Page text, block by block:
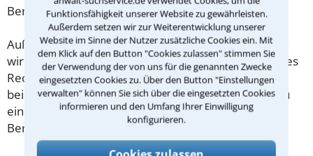
Funktionsfähigkeit unserer Website zu gewährleisten.
Außerdem setzen wir zur Weiterentwicklung unserer
Website im Sinne der Nutzer zusätzliche Cookies ein. Mit
dem Klick auf den Button "Cookies zulassen" stimmen Sie
der Verwendung der von uns für die genannten Zwecke
eingesetzten Cookies zu. Über den Button "Einstellungen
verwalten" können Sie sich über die eingesetzten Cookies
informieren und den Umfang Ihrer Einwilligung
konfigurieren.
Beratung.
Außerdem gut zu wissen: Gemäß § 34 Absatz 2 RVG
wird die Beratungsgebühr auf weitere Tätigkeiten des
Rechtsanwalts angerechnet. Sollte es also
beispielsweise aufgrund des Beratungsgesprächs zu
einem Prozess kommen, so kann der Anwalt diese
Beratungsgebühr nicht mehr abrechnen.